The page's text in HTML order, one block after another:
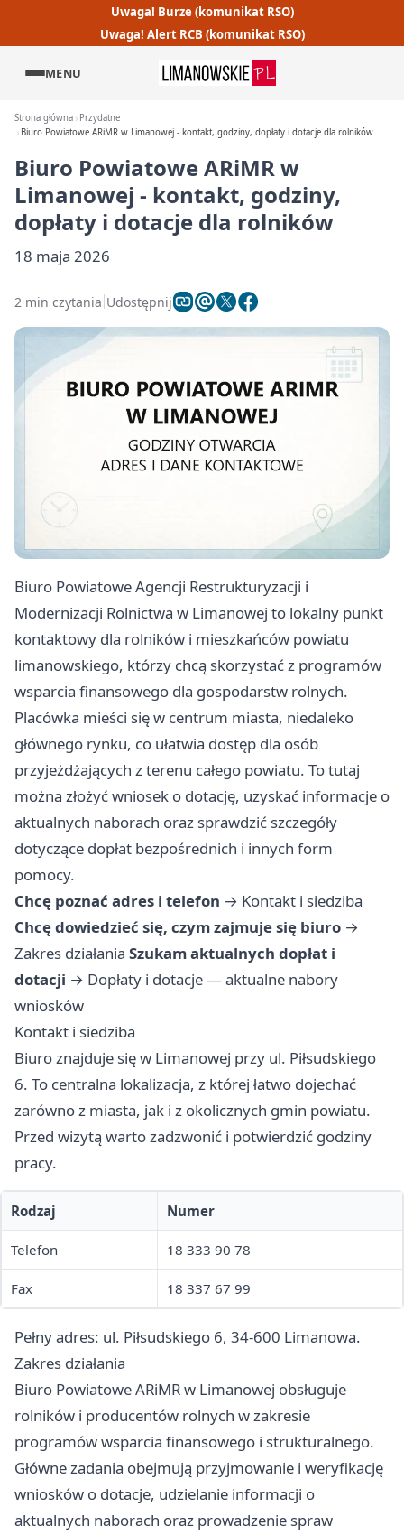
Uwaga! Burze (komunikat RSO)
Uwaga! Alert RCB (komunikat RSO)
MENU
Strona główna
Przydatne
Biuro Powiatowe ARiMR w Limanowej - kontakt, godziny, dopłaty i dotacje dla rolników
Biuro Powiatowe ARiMR w
Limanowej - kontakt, godziny,
dopłaty i dotacje dla rolników
18 maja 2026
2 min czytania Udostępnij
Biuro Powiatowe Agencji Restrukturyzacji i
Modernizacji Rolnictwa w Limanowej to lokalny punkt
kontaktowy dla rolników i mieszkańców powiatu
limanowskiego, którzy chcą skorzystać z programów
wsparcia finansowego dla gospodarstw rolnych.
Placówka mieści się w centrum miasta, niedaleko
głównego rynku, co ułatwia dostęp dla osób
przyjeżdżających z terenu całego powiatu. To tutaj
można złożyć wniosek o dotację, uzyskać informacje o
aktualnych naborach oraz sprawdzić szczegóły
dotyczące dopłat bezpośrednich i innych form
pomocy.
Chcę poznać adres i telefon → Kontakt i siedziba
Chcę dowiedzieć się, czym zajmuje się biuro →
Zakres działania Szukam aktualnych dopłat i
dotacji → Dopłaty i dotacje — aktualne nabory
wniosków
Kontakt i siedziba
Biuro znajduje się w Limanowej przy ul. Piłsudskiego
6. To centralna lokalizacja, z której łatwo dojechać
zarówno z miasta, jak i z okolicznych gmin powiatu.
Przed wizytą warto zadzwonić i potwierdzić godziny
pracy.
Rodzaj Numer
Telefon 18 333 90 78
Fax 18 337 67 99
Pełny adres: ul. Piłsudskiego 6, 34-600 Limanowa.
Zakres działania
Biuro Powiatowe ARiMR w Limanowej obsługuje
rolników i producentów rolnych w zakresie
programów wsparcia finansowego i strukturalnego.
Główne zadania obejmują przyjmowanie i weryfikację
wniosków o dotacje, udzielanie informacji o
aktualnych naborach oraz prowadzenie spraw